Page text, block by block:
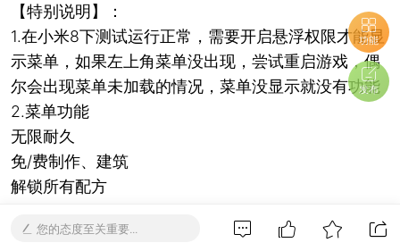
【特别说明】：
1.在小米8下测试运行正常，需要开启悬浮权限才能显
示菜单，如果左上角菜单没出现，尝试重启游戏，偶
尔会出现菜单未加载的情况，菜单没显示就没有功能
2.菜单功能
无限耐久
免/费制作、建筑
解锁所有配方
拆分复制
您的态度至关重要...
功能
发布